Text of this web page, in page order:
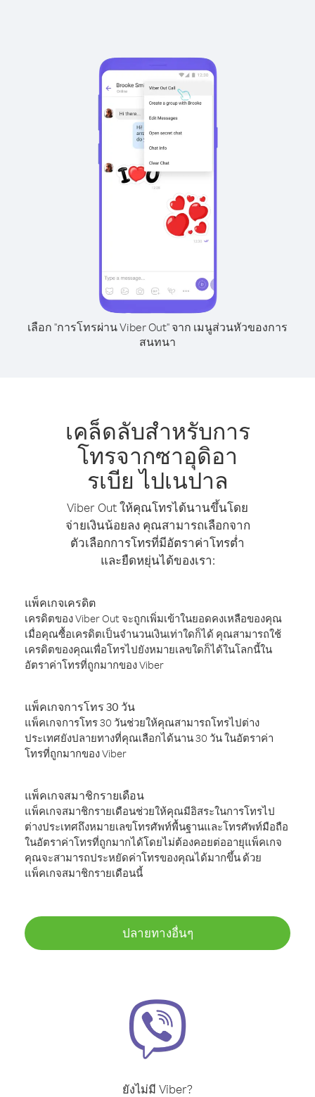
เลือก "การโทรผ่าน Viber Out" จาก เมนูส่วนหัวของการ
สนทนา
เคล็ดลับสำหรับการ
โทรจากซาอุดิอา
รเบีย ไปเนปาล
Viber Out ให้คุณโทรได้นานขึ้นโดย
จ่ายเงินน้อยลง คุณสามารถเลือกจาก
ตัวเลือกการโทรที่มีอัตราค่าโทรต่ำ
และยืดหยุ่นได้ของเรา:
แพ็คเกจเครดิต
เครดิตของ Viber Out จะถูกเพิ่มเข้าในยอดคงเหลือของคุณ
เมื่อคุณซื้อเครดิตเป็นจำนวนเงินเท่าใดก็ได้ คุณสามารถใช้
เครดิตของคุณเพื่อโทรไปยังหมายเลขใดก็ได้ในโลกนี้ใน
อัตราค่าโทรที่ถูกมากของ Viber
แพ็คเกจการโทร 30 วัน
แพ็คเกจการโทร 30 วันช่วยให้คุณสามารถโทรไปต่าง
ประเทศยังปลายทางที่คุณเลือกได้นาน 30 วัน ในอัตราค่า
โทรที่ถูกมากของ Viber
แพ็คเกจสมาชิกรายเดือน
แพ็คเกจสมาชิกรายเดือนช่วยให้คุณมีอิสระในการโทรไป
ต่างประเทศถึงหมายเลขโทรศัพท์พื้นฐานและโทรศัพท์มือถือ
ในอัตราค่าโทรที่ถูกมากได้โดยไม่ต้องคอยต่ออายุแพ็คเกจ
คุณจะสามารถประหยัดค่าโทรของคุณได้มากขึ้น ด้วย
แพ็คเกจสมาชิกรายเดือนนี้
ปลายทางอื่นๆ
ยังไม่มี Viber?